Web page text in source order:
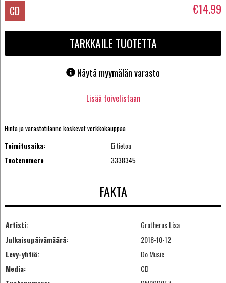
CD €14.99
TARKKAILE TUOTETTA
Näytä myymälän varasto
Lisää toivelistaan
Hinta ja varastotilanne koskevat verkkokauppaa
Toimitusaika:
Ei tietoa
Tuotenumero
3338345
FAKTA
Artisti:
Grotherus Lisa
Julkaisupäivämäärä:
2018-10-12
Levy-yhtiö:
Do Music
Media:
CD